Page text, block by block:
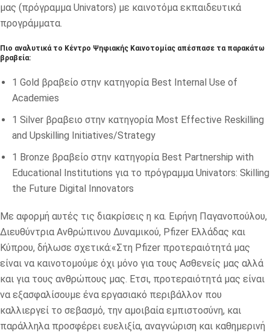
μας (πρόγραμμα Univators) με καινοτόμα εκπαιδευτικά
προγράμματα.
Πιο αναλυτικά το Κέντρο Ψηφιακής Καινοτομίας απέσπασε τα παρακάτω
βραβεία:
1 Gold βραβείο στην κατηγορία Βest Internal Use of
Academies
1 Silver βραβειο στην κατηγορία Most Effective Reskilling
and Upskilling Initiatives/Strategy
1 Bronze βραβείο στην κατηγορία Best Partnership with
Educational Institutions για το πρόγραμμα Univators: Skilling
the Future Digital Innovators
Με αφορμή αυτές τις διακρίσεις η κα. Ειρήνη Παγανοπούλου,
Διευθύντρια Ανθρώπινου Δυναμικού, Pfizer Eλλάδας και
Κύπρου, δήλωσε σχετικά:«Στη Pfizer προτεραιότητά μας
είναι να καινοτομούμε όχι μόνο για τους Ασθενείς μας αλλά
και για τους ανθρώπους μας. Ετσι, προτεραιότητά μας είναι
να εξασφαλίσουμε ένα εργασιακό περιβάλλον που
καλλιεργεί το σεβασμό, την αμοιβαία εμπιστοσύνη, και
παράλληλα προσφέρει ευελιξία, αναγνώριση και καθημερινή